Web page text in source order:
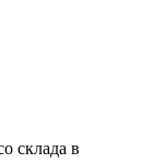
склада в